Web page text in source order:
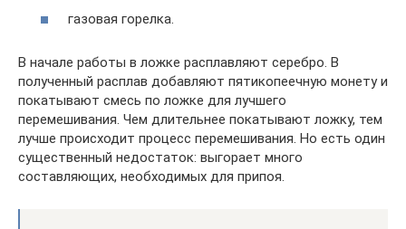
газовая горелка.
В начале работы в ложке расплавляют серебро. В
полученный расплав добавляют пятикопеечную монету и
покатывают смесь по ложке для лучшего
перемешивания. Чем длительнее покатывают ложку, тем
лучше происходит процесс перемешивания. Но есть один
существенный недостаток: выгорает много
составляющих, необходимых для припоя.